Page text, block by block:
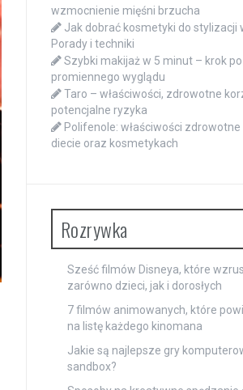
wzmocnienie mięśni brzucha
Jak dobrać kosmetyki do stylizacji
Porady i techniki
Szybki makijaż w 5 minut – krok
promiennego wyglądu
Taro – właściwości, zdrowotne
potencjalne ryzyka
Polifenole: właściwości zdrowotne
diecie oraz kosmetykach
Rozrywka
Sześć filmów Disneya, które
zarówno dzieci, jak i dorosłych
7 filmów animowanych, które
na listę każdego kinomana
Jakie są najlepsze gry
sandbox?